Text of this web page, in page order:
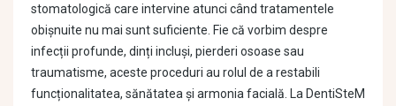
stomatologică care intervine atunci când tratamentele
obișnuite nu mai sunt suficiente. Fie că vorbim despre
infecții profunde, dinți incluși, pierderi osoase sau
traumatisme, aceste proceduri au rolul de a restabili
funcționalitatea, sănătatea și armonia facială. La DentiSteM